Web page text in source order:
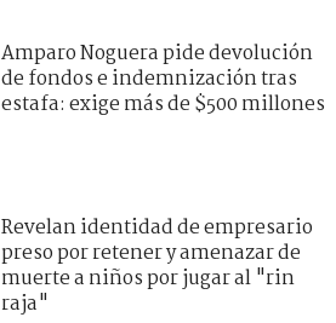
Amparo Noguera pide devolución
de fondos e indemnización tras
estafa: exige más de $500 millones
Revelan identidad de empresario
preso por retener y amenazar de
muerte a niños por jugar al "rin
raja"